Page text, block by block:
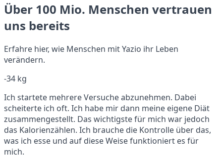
Über 100 Mio. Menschen vertrauen
uns bereits
Erfahre hier, wie Menschen mit Yazio ihr Leben
verändern.
-34 kg
Ich startete mehrere Versuche abzunehmen. Dabei
scheiterte ich oft. Ich habe mir dann meine eigene Diät
zusammengestellt. Das wichtigste für mich war jedoch
das Kalorienzählen. Ich brauche die Kontrolle über das,
was ich esse und auf diese Weise funktioniert es für
mich.